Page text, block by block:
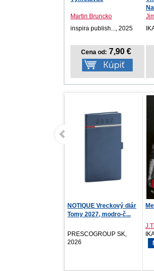
Martin Bruncko
inspira publish..., 2025
Cena od: 7,90 €
NOTIQUE Vreckový diár
Tomy 2027, modro-č...
PRESCOGROUP SK,
2026